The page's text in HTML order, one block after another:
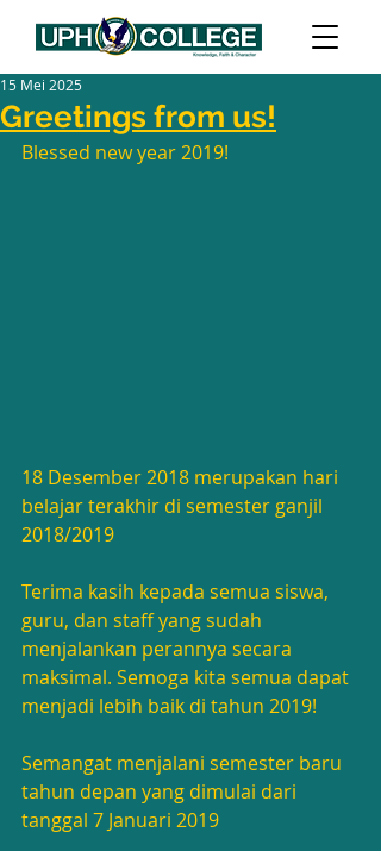
Greetings from us!
15 Mei 2025
Blessed new year 2019!
18 Desember 2018 merupakan hari
belajar terakhir di semester ganjil
2018/2019
Terima kasih kepada semua siswa,
guru, dan staff yang sudah
menjalankan perannya secara
maksimal. Semoga kita semua dapat
menjadi lebih baik di tahun 2019!
Semangat menjalani semester baru
tahun depan yang dimulai dari
tanggal 7 Januari 2019